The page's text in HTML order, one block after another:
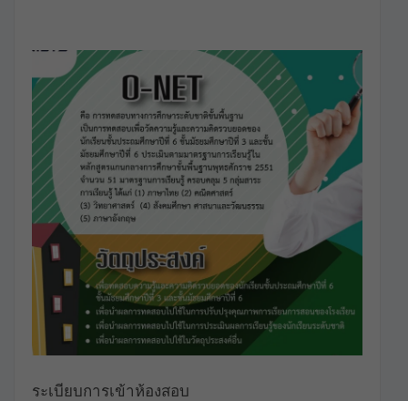
ระเบียบการเข้าห้องสอบ